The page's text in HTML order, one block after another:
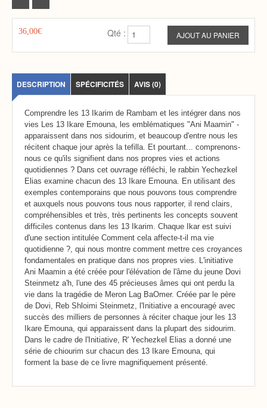
36,00€ Qté :
DESCRIPTION SPÉCIFICITÉS AVIS (0)
Comprendre les 13 Ikarim de Rambam et les intégrer dans nos
vies Les 13 Ikare Emouna, les emblématiques "Ani Maamin" -
apparaissent dans nos sidourim, et beaucoup d'entre nous les
récitent chaque jour après la tefilla. Et pourtant... comprenons-
nous ce qu'ils signifient dans nos propres vies et actions
quotidiennes ? Dans cet ouvrage réfléchi, le rabbin Yechezkel
Elias examine chacun des 13 Ikare Emouna. En utilisant des
exemples contemporains que nous pouvons tous comprendre
et auxquels nous pouvons tous nous rapporter, il rend clairs,
compréhensibles et très, très pertinents les concepts souvent
difficiles contenus dans les 13 Ikarim. Chaque Ikar est suivi
d'une section intitulée Comment cela affecte-t-il ma vie
quotidienne ?, qui nous montre comment mettre ces croyances
fondamentales en pratique dans nos propres vies. L'initiative
Ani Maamin a été créée pour l'élévation de l'âme du jeune Dovi
Steinmetz a'h, l'une des 45 précieuses âmes qui ont perdu la
vie dans la tragédie de Meron Lag BaOmer. Créée par le père
de Dovi, Reb Shloimi Steinmetz, l'Initiative a encouragé avec
succès des milliers de personnes à réciter chaque jour les 13
Ikare Emouna, qui apparaissent dans la plupart des sidourim.
Dans le cadre de l'Initiative, R' Yechezkel Elias a donné une
série de chiourim sur chacun des 13 Ikare Emouna, qui
forment la base de ce livre magnifiquement présenté.